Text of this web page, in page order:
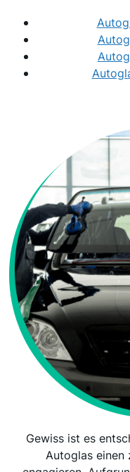
Gewiss ist es
Autoglas einen